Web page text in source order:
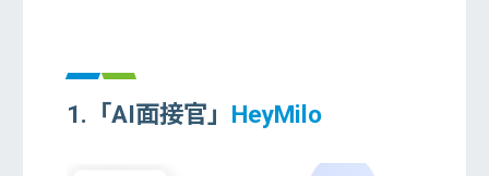
1.「AI面接官」 HeyMilo